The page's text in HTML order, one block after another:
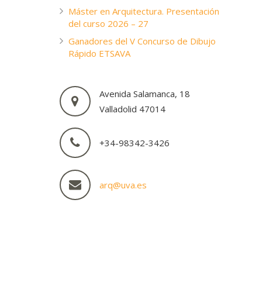
Máster en Arquitectura. Presentación
del curso 2026 – 27
Ganadores del V Concurso de Dibujo
Rápido ETSAVA
Avenida Salamanca, 18
Valladolid 47014
+34-98342-3426
arq@uva.es